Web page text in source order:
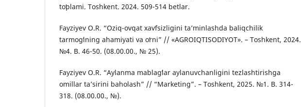
toʻplami. Toshkent. 2024. 509-514 betlar.
Fayziyev O.R. “Oziq-ovqat xavfsizligini taʼminlashda baliqchilik
tarmogʻining ahamiyati va oʻrni” // «AGROIQTISODIYOT». – Toshkent, 2024.
№4. B. 46-50. (08.00.00., № 25).
Fayziyev O.R. “Aylanma mablagʻlar aylanuvchanligini tezlashtirishga
omillar taʼsirini baholash” // “Marketing”. – Toshkent, 2025. №1. B. 314-
318. (08.00.00., №).